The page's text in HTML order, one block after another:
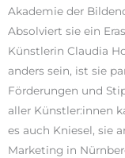
Akademie der
Absolviert sie ein
Künstlerin Claudia
anders sein, ist sie
Förderungen und
aller Künstler:innen
es auch Kniesel, sie
Marketing in